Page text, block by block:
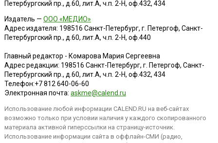
Петербургский пр., д.60, лит.А, ч.п. 2-Н, оф.432, 434
Издатель — ООО «МЕДИО»
Адрес издателя: 198516 Санкт-Петербург, г. Петергоф, Санкт-
Петербургский пр., д.60, лит.А, ч.п. 2-Н, оф.440
Главный редактор - Комарова Мария Сергеевна
Адрес редакции: 198516 Санкт-Петербург, г. Петергоф, Санкт-
Петербургский пр., д.60, лит.А, ч.п. 2-Н, оф.432, 434
Телефон:+7 812 640-06-60
Электронная почта: askme@calend.ru
Использование любой информации CALEND.RU на веб-сайтах
возможно только при условии наличия у каждого скопированного
материала активной гиперссылки на страницу-источник.
Использование информации сайта в оффлайн-СМИ (радио,